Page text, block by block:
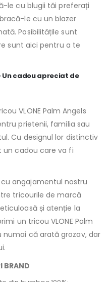
le cu blugii tăi preferați
le cu un blazer
Posibilitățile sunt
sunt aici pentru a te
Un cadou apreciat de
VLONE Palm Angels
prietenii, familia sau
Cu designul lor distinctiv
un cadou care va fi
cu angajamentul nostru
tricourile de marcă
și atenție la
un tricou VLONE Palm
că arată grozav, dar
BRAND